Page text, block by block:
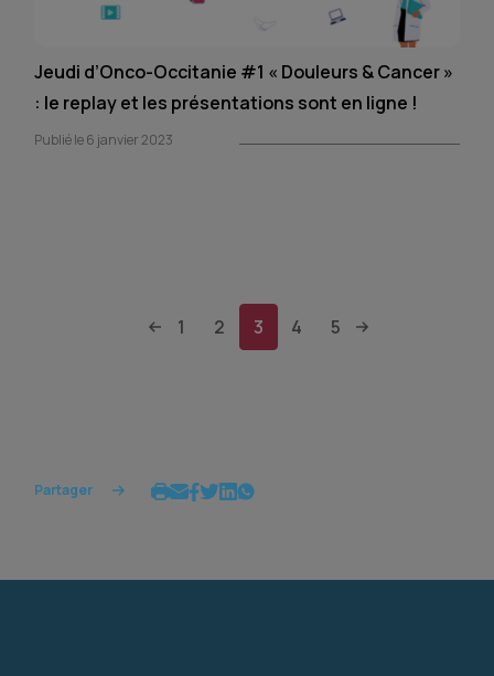
Jeudi d’Onco-Occitanie #1 « Douleurs & Cancer »
: le replay et les présentations sont en ligne !
Publié le 6 janvier 2023
1 2 3 4 5
Partager